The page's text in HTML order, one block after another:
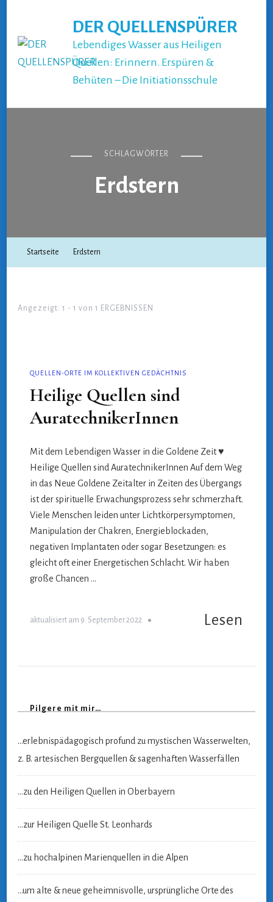
DER QUELLENSPÜRER
Lebendiges Wasser aus Heiligen
Quellen: Erinnern. Erspüren &
Behüten – Die Initiationsschule
SCHLAGWÖRTER
Erdstern
Startseite Erdstern
Angezeigt: 1 - 1 von 1 ERGEBNISSEN
QUELLEN-ORTE IM KOLLEKTIVEN GEDÄCHTNIS
Heilige Quellen sind
AuratechnikerInnen
Mit dem Lebendigen Wasser in die Goldene Zeit ♥
Heilige Quellen sind AuratechnikerInnen Auf dem Weg
in das Neue Goldene Zeitalter in Zeiten des Übergangs
ist der spirituelle Erwachungsprozess sehr schmerzhaft.
Viele Menschen leiden unter Lichtkörpersymptomen,
Manipulation der Chakren, Energieblockaden,
negativen Implantaten oder sogar Besetzungen: es
gleicht oft einer Energetischen Schlacht. Wir haben
große Chancen …
aktualisiert am 9. September 2022 Lesen
Pilgere mit mir…
…erlebnispädagogisch profund zu mystischen Wasserwelten,
z. B. artesischen Bergquellen & sagenhaften Wasserfällen
…zu den Heiligen Quellen in Oberbayern
…zur Heiligen Quelle St. Leonhards
…zu hochalpinen Marienquellen in die Alpen
…um alte & neue geheimnisvolle, ursprüngliche Ortedes